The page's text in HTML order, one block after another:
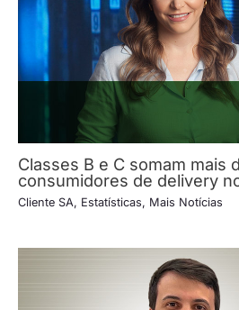
Classes B e C somam mais
consumidores de delivery
Cliente SA, Estatísticas, Mais Notícias